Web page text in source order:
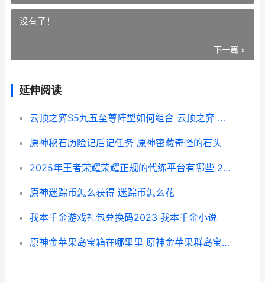
没有了！
下一篇 »
延伸阅读
云顶之弈S5九五至尊阵型如何组合 云顶之弈 九五
原神秘石历险记后记任务 原神密藏奇怪的石头
2025年王者荣耀荣耀正规的代练平台有哪些 2025年王者荣耀兑换码
原神迷踪币怎么获得 迷踪币怎么花
我本千金游戏礼包兑换码2023 我本千金小说
原神金苹果岛宝箱在哪里里 原神金苹果群岛宝箱大全